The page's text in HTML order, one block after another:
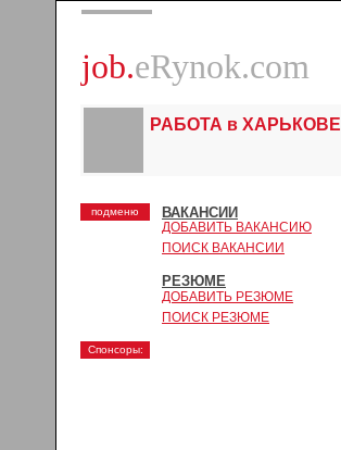
job.eRynok.com
РАБОТА в ХАРЬКОВЕ
подменю ВАКАНСИИ
ДОБАВИТЬ ВАКАНСИЮ
ПОИСК ВАКАНСИИ
РЕЗЮМЕ
ДОБАВИТЬ РЕЗЮМЕ
ПОИСК РЕЗЮМЕ
Спонсоры: